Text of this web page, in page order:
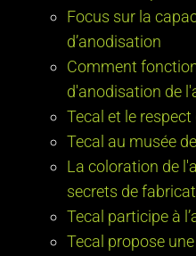
Focus sur la
d’anodisation
Comment
d'anodisation de
Tecal et le respect
Tecal au musée
La coloration de
secrets de
Tecal participe à
Tecal propose